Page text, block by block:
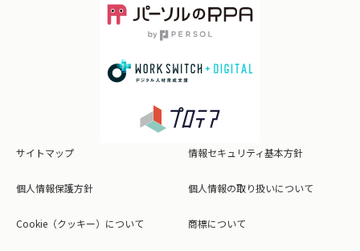
サイトマップ 情報セキュリティ基本方針
個人情報保護方針 個人情報の取り扱いについて
Cookie（クッキー）について 商標について